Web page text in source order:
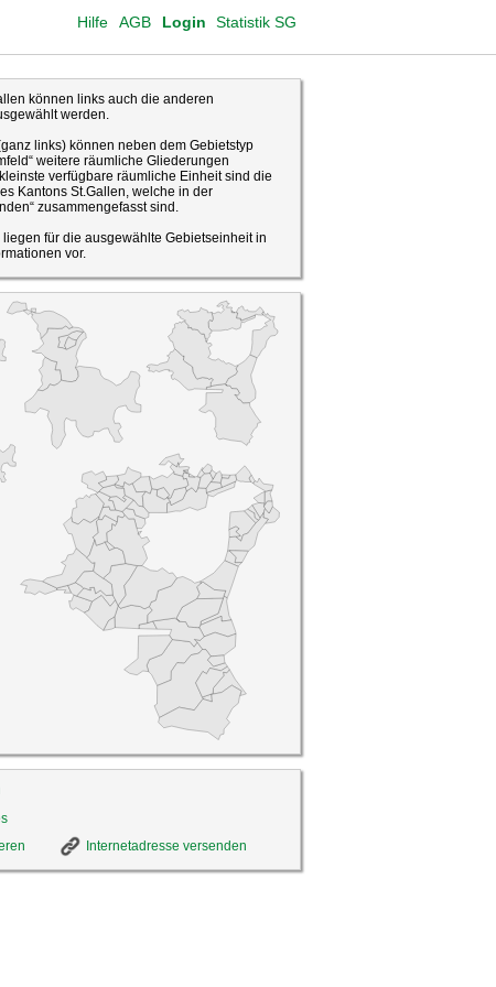
Login Statistik SG
AGB
Hilfe
können links auch die anderen
werden.
links) können neben dem Gebietstyp
weitere räumliche Gliederungen
verfügbare räumliche Einheit sind die
Kantons St.Gallen, welche in der
zusammengefasst sind.
liegen für die ausgewählte Gebietseinheit in
vor.
Internetadresse versenden